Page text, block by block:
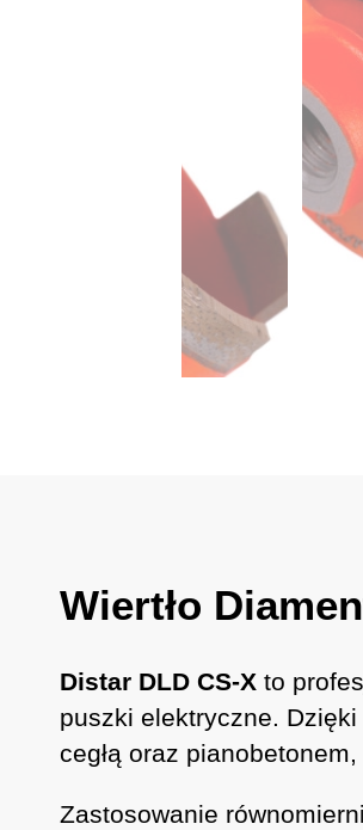
Wiertło
Distar DLD CS-X to
puszki elektryczne.
cegłą oraz
Zastosowanie